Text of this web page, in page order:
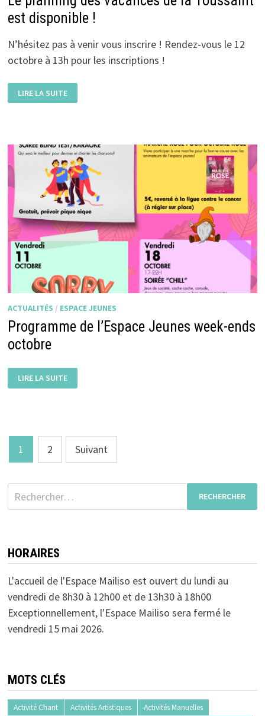
est disponible !
N’hésitez pas à venir vous inscrire ! Rendez-vous le 12
octobre à 13h pour les inscriptions !
PLANNING
DES
EST
DISPONIBLE
LIRE LA SUITE
ACTUALITÉS / ESPACE JEUNES
Programme de l’Espace Jeunes week-ends
octobre
PROGRAMME
DE
L’ESPACE
LIRE LA SUITE
Pagination
des
publications
1 2 Suivant
Rechercher :
HORAIRES
L'accueil de l'Espace Mailiso est ouvert du lundi au
vendredi de 8h30 à 12h00 et de 13h30 à 18h00
Exceptionnellement, l'Espace Mailiso sera fermé le
vendredi 15 mai 2026.
MOTS CLÉS
Activité Chant Activités Artistiques
Activités Manuelles